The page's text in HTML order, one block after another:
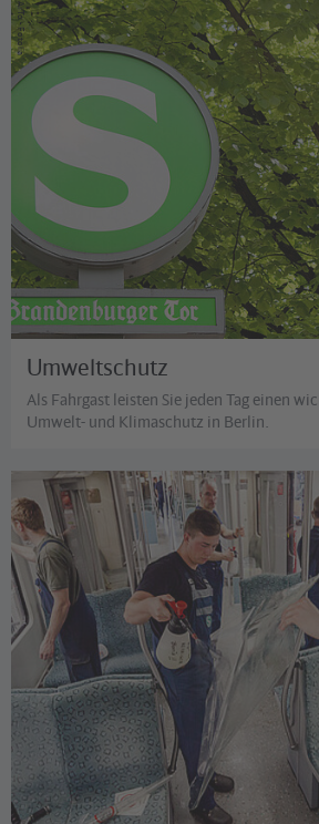
ArTo - Fotolia
Umweltschutz
Als Fahrgast leisten Sie jeden Tag einen
Umwelt- und Klimaschutz in Berlin.